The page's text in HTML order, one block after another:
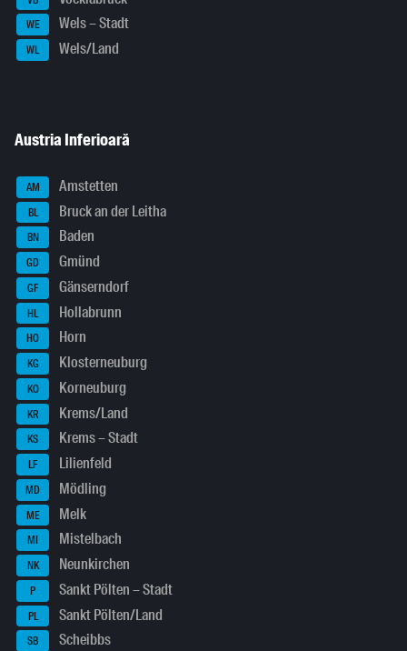
WE Wels – Stadt
WL Wels/Land
Austria Inferioară
AM Amstetten
BL Bruck an der Leitha
BN Baden
GD Gmünd
GF Gänserndorf
HL Hollabrunn
HO Horn
KG Klosterneuburg
KO Korneuburg
KR Krems/Land
KS Krems – Stadt
LF Lilienfeld
MD Mödling
ME Melk
MI Mistelbach
NK Neunkirchen
P Sankt Pölten – Stadt
PL Sankt Pölten/Land
SB Scheibbs